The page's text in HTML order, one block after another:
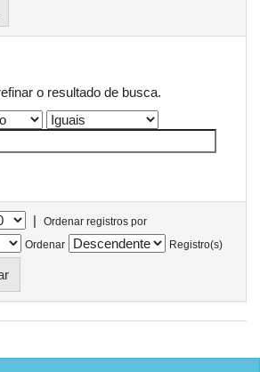
o resultado de busca.
|
Ordenar registros por
Ordenar
Registro(s)